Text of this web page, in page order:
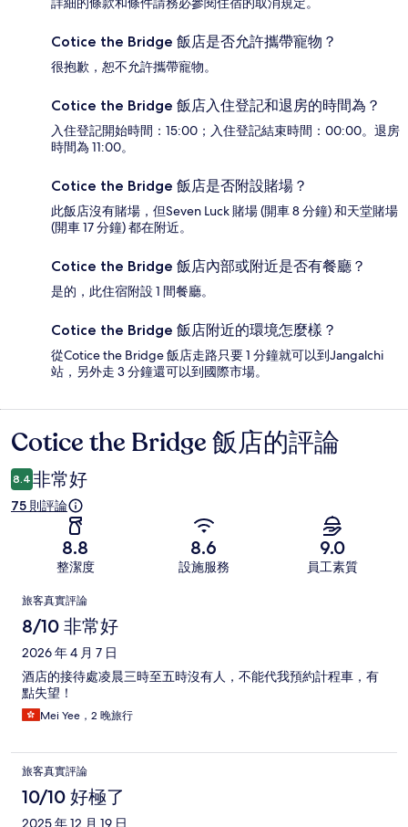
Cotice the Bridge 飯店是否允許攜帶寵物？
很抱歉，恕不允許攜帶寵物。
Cotice the Bridge 飯店入住登記和退房的時間為？
入住登記開始時間：15:00；入住登記結束時間：00:00。退房
時間為 11:00。
Cotice the Bridge 飯店是否附設賭場？
此飯店沒有賭場，但Seven Luck 賭場 (開車 8 分鐘) 和天堂賭場
(開車 17 分鐘) 都在附近。
Cotice the Bridge 飯店內部或附近是否有餐廳？
是的，此住宿附設 1 間餐廳。
Cotice the Bridge 飯店附近的環境怎麼樣？
從Cotice the Bridge 飯店走路只要 1 分鐘就可以到Jangalchi
站，另外走 3 分鐘還可以到國際市場。
評
論
Cotice the Bridge 飯店的評論
8.4 非常好
75 則評論
8.8
整潔度
8.6
設施服務
9.0
員工素質
評
論
旅客真實評論
8/10 非常好
2026 年 4 月 7 日
酒店的接待處凌晨三時至五時沒有人，不能代我預約計程車，有
點失望！
Mei Yee，2 晚旅行
旅客真實評論
10/10 好極了
2025 年 12 月 19 日